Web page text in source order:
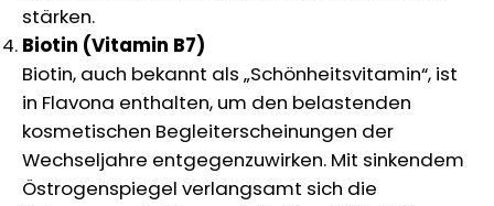
stärken.
Biotin (Vitamin B7)
Biotin, auch bekannt als „Schönheitsvitamin“, ist
in Flavona enthalten, um den belastenden
kosmetischen Begleiterscheinungen der
Wechseljahre entgegenzuwirken. Mit sinkendem
Östrogenspiegel verlangsamt sich die